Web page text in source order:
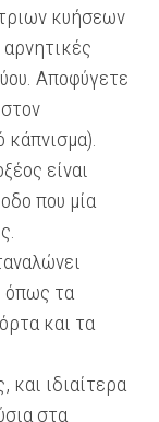
κυήσεων
Αποφύγετε
κάπνισμα).
είναι
που μία
όπως τα
και τα
και ιδιαίτερα
στα